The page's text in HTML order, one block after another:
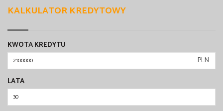
KALKULATOR KREDYTOWY
KWOTA KREDYTU
PLN
LATA